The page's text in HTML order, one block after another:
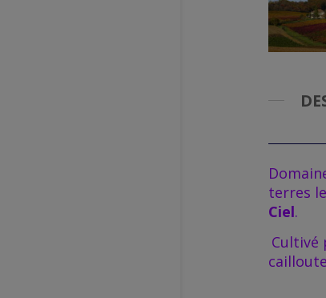
terres
Ciel.
Cultivé